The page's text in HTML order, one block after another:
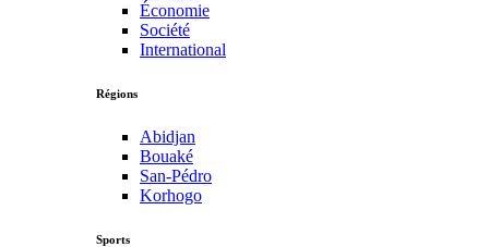
Économie
Société
International
Régions
Abidjan
Bouaké
San-Pédro
Korhogo
Sports